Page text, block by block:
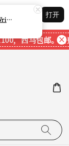
打开
，西马包邮。 消
(佛光文化) 抄经笔 Calligraphy Writing Pen CP70 现货速发